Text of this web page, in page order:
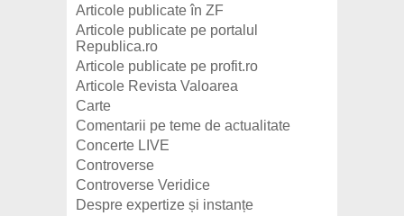
Articole publicate în ZF
Articole publicate pe portalul
Republica.ro
Articole publicate pe profit.ro
Articole Revista Valoarea
Carte
Comentarii pe teme de actualitate
Concerte LIVE
Controverse
Controverse Veridice
Despre expertize și instanțe